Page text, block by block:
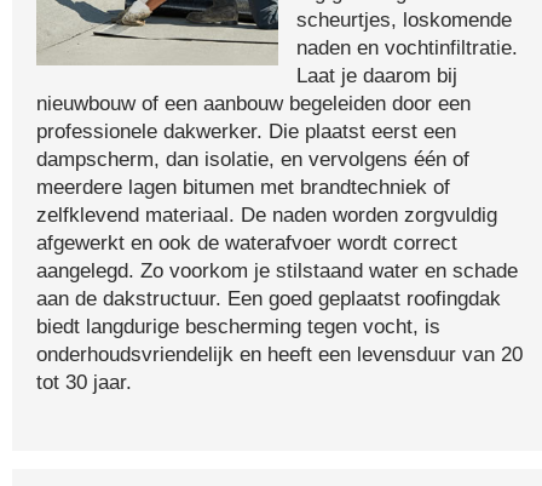
scheurtjes, loskomende
naden en vochtinfiltratie.
Laat je daarom bij
nieuwbouw of een aanbouw begeleiden door een
professionele dakwerker. Die plaatst eerst een
dampscherm, dan isolatie, en vervolgens één of
meerdere lagen bitumen met brandtechniek of
zelfklevend materiaal. De naden worden zorgvuldig
afgewerkt en ook de waterafvoer wordt correct
aangelegd. Zo voorkom je stilstaand water en schade
aan de dakstructuur. Een goed geplaatst roofingdak
biedt langdurige bescherming tegen vocht, is
onderhoudsvriendelijk en heeft een levensduur van 20
tot 30 jaar.